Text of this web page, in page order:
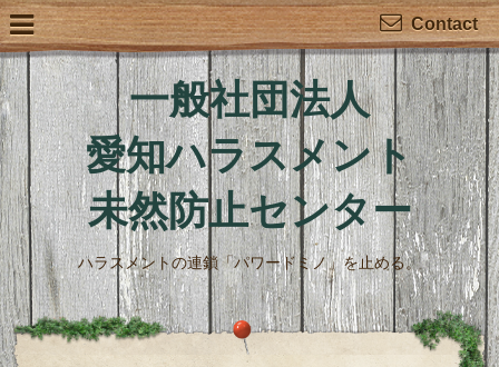
Contact
一般社団法人
愛知ハラスメント
未然防止センター
ハラスメントの連鎖「パワードミノ」を止める。